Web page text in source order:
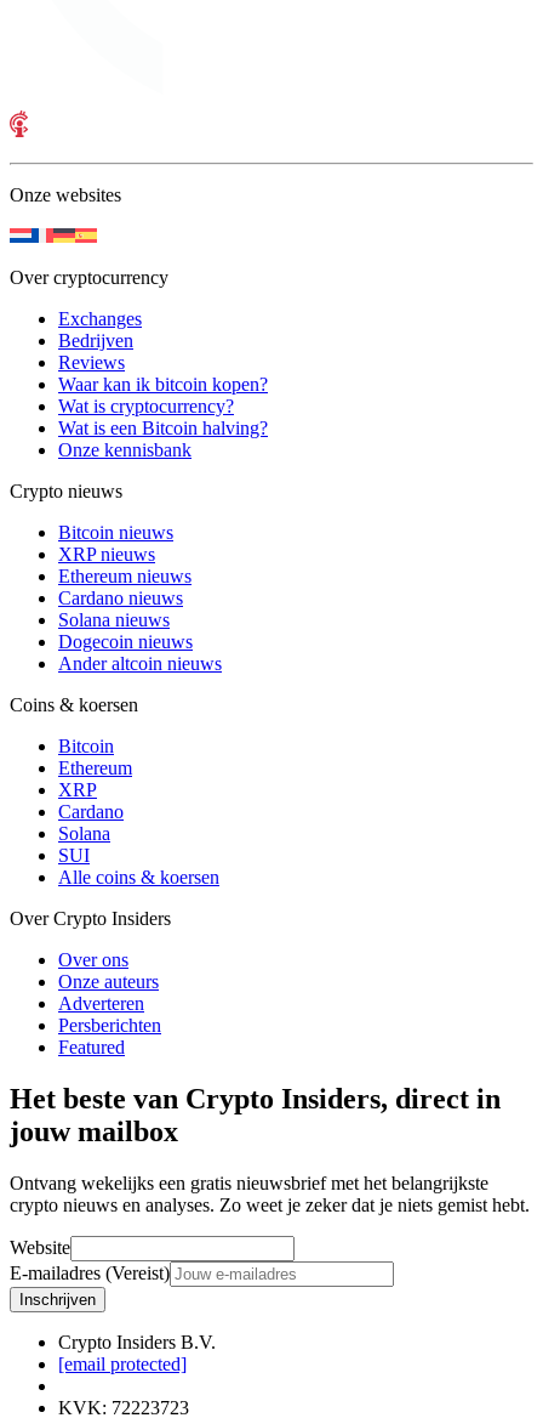
Onze websites
Over cryptocurrency
Exchanges
Bedrijven
Reviews
Waar kan ik bitcoin kopen?
Wat is cryptocurrency?
Wat is een Bitcoin halving?
Onze kennisbank
Crypto nieuws
Bitcoin nieuws
XRP nieuws
Ethereum nieuws
Cardano nieuws
Solana nieuws
Dogecoin nieuws
Ander altcoin nieuws
Coins & koersen
Bitcoin
Ethereum
XRP
Cardano
Solana
SUI
Alle coins & koersen
Over Crypto Insiders
Over ons
Onze auteurs
Adverteren
Persberichten
Featured
Het beste van Crypto Insiders, direct in
jouw mailbox
Ontvang wekelijks een gratis nieuwsbrief met het belangrijkste
crypto nieuws en analyses. Zo weet je zeker dat je niets gemist hebt.
Website
E-mailadres (Vereist)
Inschrijven
Crypto Insiders B.V.
[email protected]
KVK: 72223723